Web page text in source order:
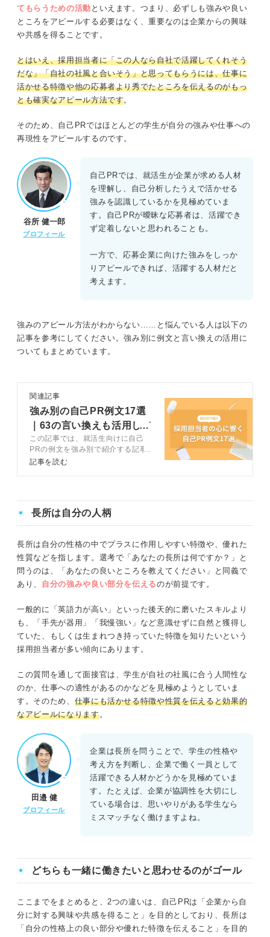
てもらうための活動 といえます。つまり、必ずしも強みや良い
ところをアピールする必要はなく、重要なのは企業からの興味
や共感を得ることです。
とはいえ、採用担当者に「この人なら自社で活躍してくれそう
だな」「自社の社風と合いそう」と思ってもらうには、仕事に
活かせる特徴や他の応募者より秀でたところを伝えるのがもっ
とも確実なアピール方法です。
そのため、自己PRではほとんどの学生が自分の強みや仕事への
再現性をアピールするのです。
谷所 健一郎
プロフィール
自己PRでは、就活生が企業が求める人材
を理解し、自己分析したうえで活かせる
強みを認識しているかを見極めていま
す。自己PRが曖昧な応募者は、活躍でき
ず定着しないと思われることも。
一方で、応募企業に向けた強みをしっか
りアピールできれば、活躍する人材だと
考えます。
強みのアピール方法がわからない……と悩んでいる人は以下の
記事を参考にしてください。強み別に例文と言い換えの活用に
ついてもまとめています。
関連記事
強み別の自己PR例文17選
｜63の言い換えも活用して
選考突破
この記事では、就活生向けに自己
PRの例文を強み別で紹介する記事
です。キャリアコンサルタントの解
記事を読む
長所は自分の人柄
長所は自分の性格の中でプラスに作用しやすい特徴や、優れた
性質などを指します。選考で「あなたの長所は何ですか？」と
問うのは、「あなたの良いところを教えてください」と同義で
あり、 自分の強みや良い部分を伝えるのが前提です。
一般的に「英語力が高い」といった後天的に磨いたスキルより
も、「手先が器用」「我慢強い」など意識せずに自然と獲得し
ていた、もしくは生まれつき持っていた特徴を知りたいという
採用担当者が多い傾向にあります。
この質問を通して面接官は、学生が自社の社風に合う人間性な
のか、仕事への適性があるのかなどを見極めようとしていま
す。そのため、 仕事にも活かせる特徴や性質を伝えると効果的
なアピールになります。
田邉 健
プロフィール
企業は長所を問うことで、学生の性格や
考え方を判断し、企業で働く一員として
活躍できる人材かどうかを見極めていま
す。たとえば、企業が協調性を大切にし
ている場合は、思いやりがある学生なら
ミスマッチなく働けますよね。
どちらも一緒に働きたいと思わせるのがゴール
ここまでをまとめると、2つの違いは、自己PRは「企業から自
分に対する興味や共感を得ること」を目的としており、長所は
「自分の性格上の良い部分や優れた特徴を伝えること」を目的